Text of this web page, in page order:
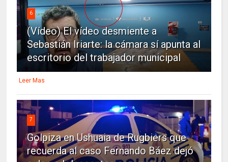
6
(Vídeo) El vídeo desmiente a
Sebastián Iriarte: la cámara sí apunta al
escritorio del trabajador municipal
Leer Mas
7
Golpiza en Ushuaia de Rugbiers que
recuerda al caso Fernando Báez dejó